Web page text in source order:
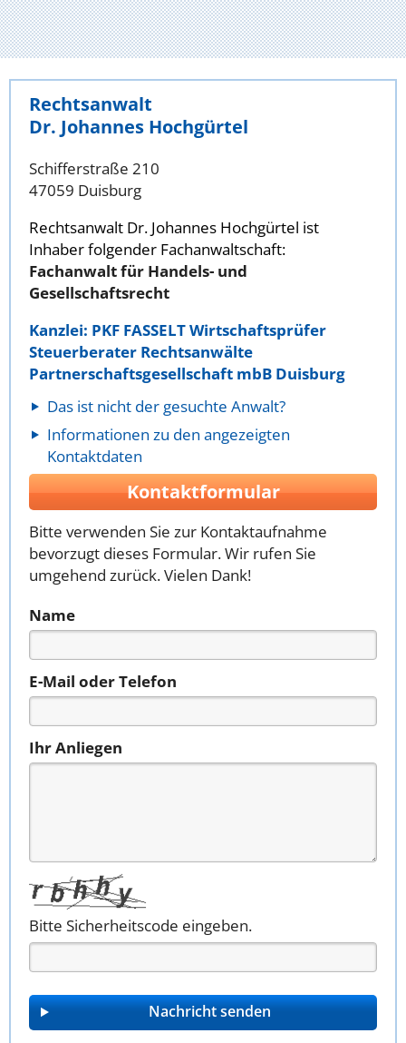
Rechtsanwalt
Dr. Johannes Hochgürtel
Schifferstraße 210
47059 Duisburg
Rechtsanwalt Dr. Johannes Hochgürtel ist
Inhaber folgender Fachanwaltschaft:
Fachanwalt für Handels- und
Gesellschaftsrecht
Kanzlei: PKF FASSELT Wirtschaftsprüfer
Steuerberater Rechtsanwälte
Partnerschaftsgesellschaft mbB Duisburg
Das ist nicht der gesuchte Anwalt?
Informationen zu den angezeigten
Kontaktdaten
Kontaktformular
Bitte verwenden Sie zur Kontaktaufnahme
bevorzugt dieses Formular. Wir rufen Sie
umgehend zurück. Vielen Dank!
Name
E-Mail oder Telefon
Ihr Anliegen
Bitte Sicherheitscode eingeben.